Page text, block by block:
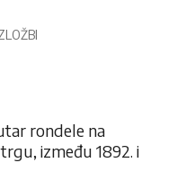
rondele na
između 1892. i